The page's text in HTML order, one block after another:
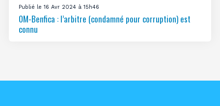
Publié le 16 Avr 2024 à 15h46
OM-Benfica : l’arbitre (condamné pour corruption) est
connu